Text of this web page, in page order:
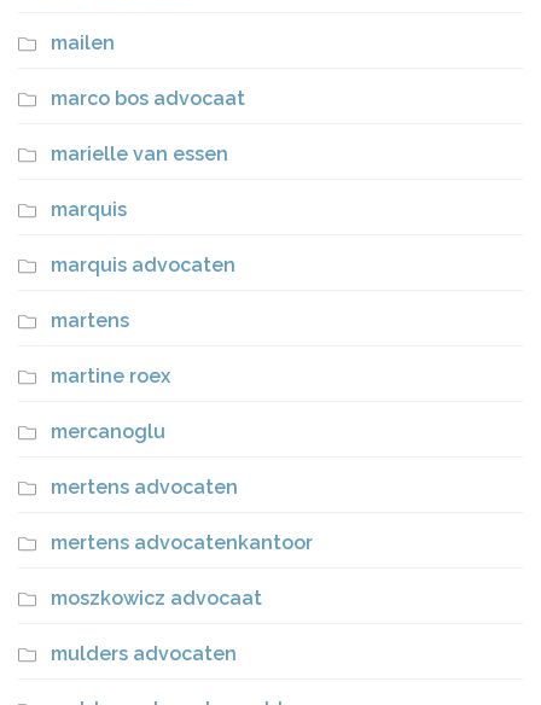
mailen
marco bos advocaat
marielle van essen
marquis
marquis advocaten
martens
martine roex
mercanoglu
mertens advocaten
mertens advocatenkantoor
moszkowicz advocaat
mulders advocaten